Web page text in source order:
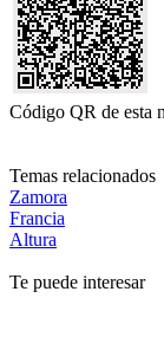
Código QR de esta
Temas relacionados
Zamora
Francia
Altura
Te puede interesar